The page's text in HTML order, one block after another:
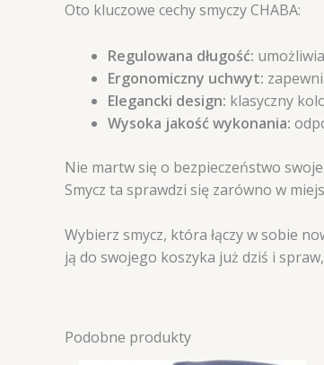
Oto kluczowe cechy smyczy CHABA:
Regulowana długość:
Ergonomiczny uchwyt:
Elegancki design: klasyczny
Wysoka jakość wykonania:
Nie martw się o bezpieczeństwo
Smycz ta sprawdzi się zarówno w
Wybierz smycz, która łączy w sobie
ją do swojego koszyka już dziś i
Podobne produkty